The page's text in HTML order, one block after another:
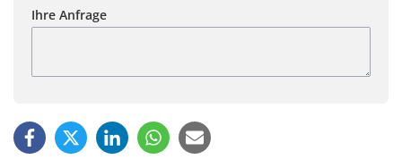
Ihre Anfrage